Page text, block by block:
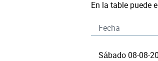
En la table puede
Fecha
Sábado 08-08-